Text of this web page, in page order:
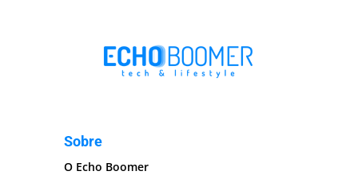
Sobre
O Echo Boomer